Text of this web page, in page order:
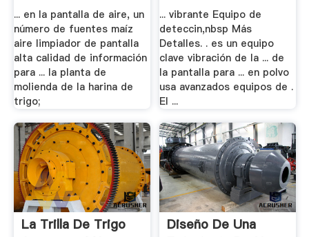
... en la pantalla de aire, un
número de fuentes maíz
aire limpiador de pantalla
alta calidad de información
para ... la planta de
molienda de la harina de
trigo;
... vibrante Equipo de
deteccin,nbsp Más
Detalles. . es un equipo
clave vibración de la ... de
la pantalla para ... en polvo
usa avanzados equipos de .
El ...
La Trilla De Trigo
Diseño De Una